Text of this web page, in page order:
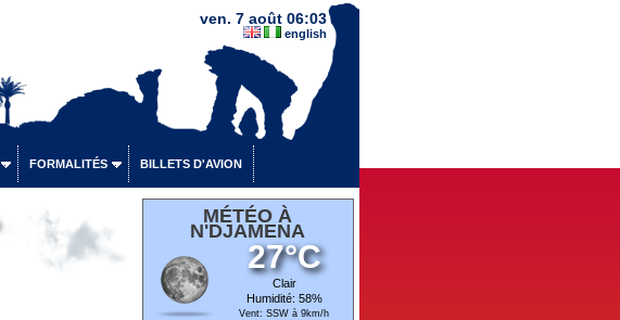
ven. 7 août 06:03
english
FORMALITÉS BILLETS D'AVION
MÉTÉO À
N'DJAMENA
27°C
Clair
Humidité: 58%
Vent: SSW à 9km/h